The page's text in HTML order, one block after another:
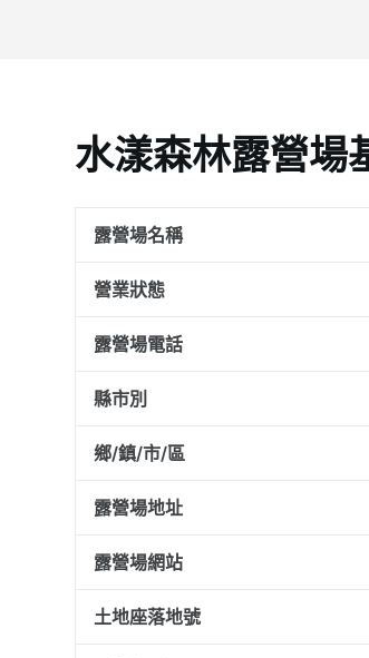
水漾森林露營場
露營場名稱
營業狀態
露營場電話
縣市別
鄉/鎮/市/區
露營場地址
露營場網站
土地座落地號